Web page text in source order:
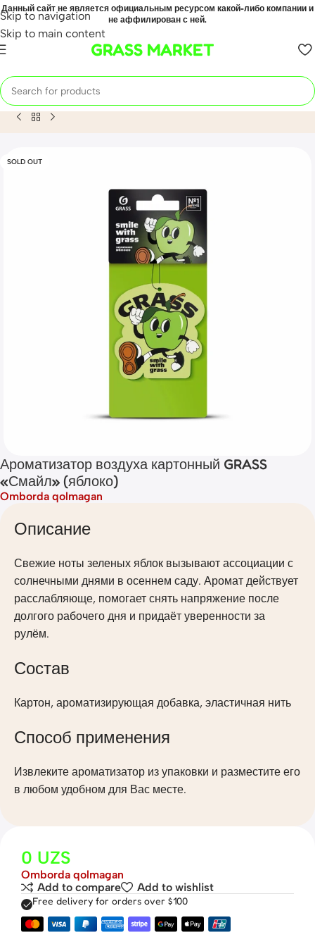
Skip to navigation
Skip to main content
Данный сайт не является официальным ресурсом какой-либо компании и
не аффилирован с ней.
GRASS MARKET
Home Mahsulot Ароматизатор воздуха картонный
SOLD OUT
Ароматизатор воздуха картонный GRASS
«Смайл» (яблоко)
Omborda qolmagan
Описание
Свежие ноты зеленых яблок вызывают ассоциации с
солнечными днями в осеннем саду. Аромат действует
расслабляюще, помогает снять напряжение после
долгого рабочего дня и придаёт уверенности за
рулём.
Состав
Картон, ароматизирующая добавка, эластичная нить
Способ применения
Извлеките ароматизатор из упаковки и разместите его
в любом удобном для Вас месте.
0 UZS
Omborda qolmagan
Add to compare
Add to wishlist
Free delivery for orders over $100